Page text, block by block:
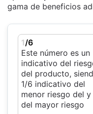
gama de beneficios
1/6
Este número es un
indicativo del
del producto,
1/6 indicativo del
menor riesgo del
del mayor riesgo